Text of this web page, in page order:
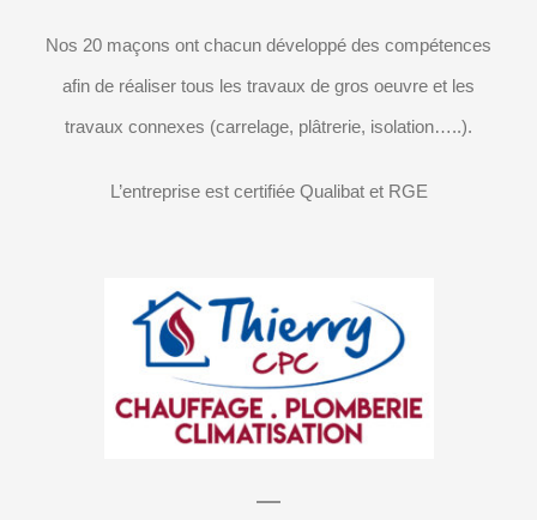
Nos 20 maçons ont chacun développé des compétences
afin de réaliser tous les travaux de gros oeuvre et les
travaux connexes (carrelage, plâtrerie, isolation…..).
L’entreprise est certifiée Qualibat et RGE